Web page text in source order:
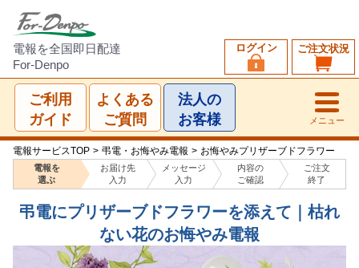
電報を全国即日配達
For-Denpo
ご注文状況
ログイン
ご利用
ガイド
よくある
ご質問
法人の
お客様
メニュー
電報サービスTOP > 弔電・お悔やみ電報 > お悔やみプリザーブドフラワー
電報を
選ぶ
お届け先
入力
メッセージ
入力
内容の
ご確認
ご注文
終了
弔電にプリザーブドフラワーを添えて｜枯れ
ない花のお悔やみ電報